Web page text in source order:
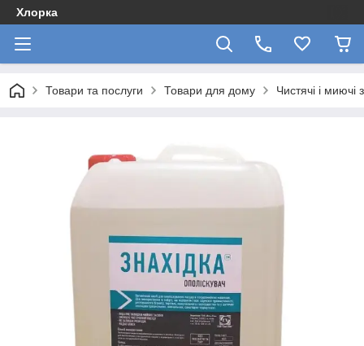
Хлорка
Товари та послуги Товари для дому Чистячі і миючі